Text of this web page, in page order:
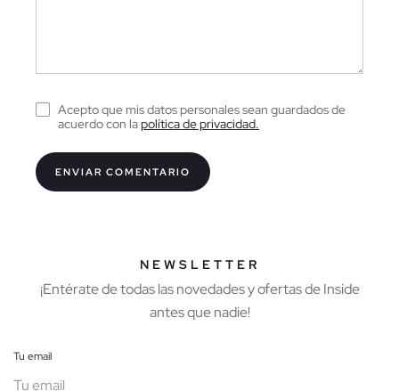
Acepto que mis datos personales sean guardados de
acuerdo con lapolítica de privacidad.
NEWSLETTER
¡Entérate de todas las novedades y ofertas de Inside
antes que nadie!
Tu email